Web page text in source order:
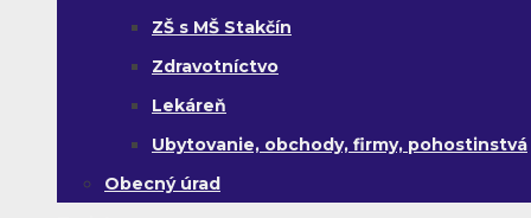
ZŠ s MŠ Stakčín
Zdravotníctvo
Lekáreň
Ubytovanie, obchody, firmy, pohostinstvá
Obecný úrad